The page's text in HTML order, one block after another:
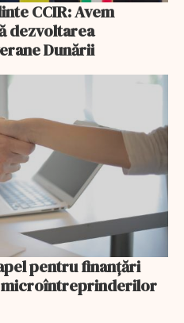
CCIR: Avem
dezvoltarea
Dunării
pentru finanțări
microîntreprinderilor